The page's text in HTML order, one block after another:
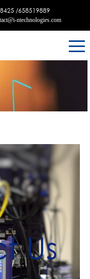
/658519889
ntechnologies.com
Us